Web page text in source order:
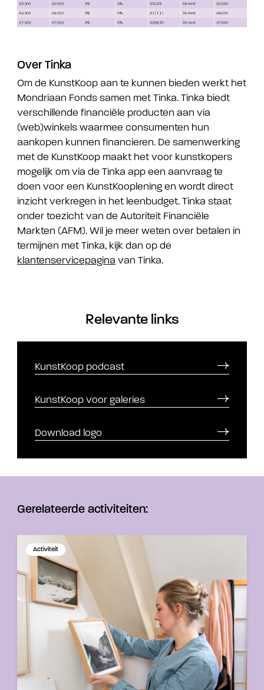
Over Tinka
Om de KunstKoop aan te kunnen bieden werkt het
Mondriaan Fonds samen met Tinka. Tinka biedt
verschillende financiële producten aan via
(web)winkels waarmee consumenten hun
aankopen kunnen financieren. De samenwerking
met de KunstKoop maakt het voor kunstkopers
mogelijk om via de Tinka app een aanvraag te
doen voor een KunstKooplening en wordt direct
inzicht verkregen in het leenbudget. Tinka staat
onder toezicht van de Autoriteit Financiële
Markten (AFM). Wil je meer weten over betalen in
termijnen met Tinka, kijk dan op de
klantenservicepagina van Tinka.
Relevante links
KunstKoop podcast
KunstKoop voor galeries
Download logo
Gerelateerde activiteiten:
Activiteit